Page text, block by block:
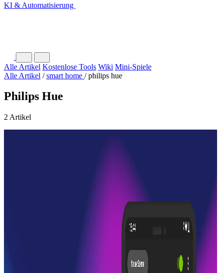
KI & Automatisierung
Alle Artikel Kostenlose Tools Wiki Mini-Spiele
Alle Artikel / smart home / philips hue
Philips Hue
2 Artikel